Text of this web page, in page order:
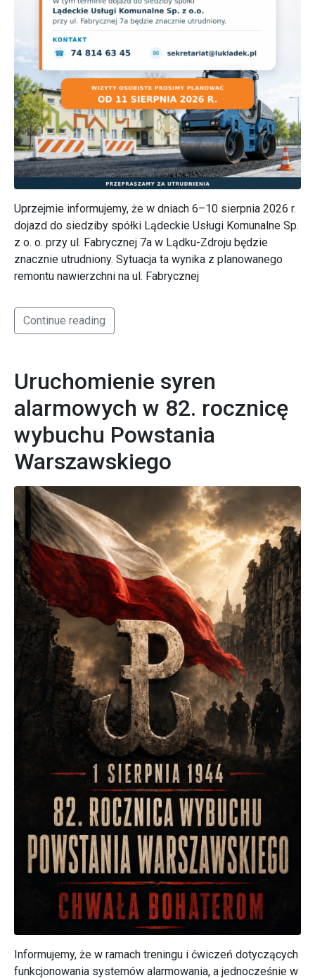
Uprzejmie informujemy, że w dniach 6–10 sierpnia 2026 r.
dojazd do siedziby spółki Lądeckie Usługi Komunalne Sp.
z o. o. przy ul. Fabrycznej 7a w Lądku-Zdroju będzie
znacznie utrudniony. Sytuacja ta wynika z planowanego
remontu nawierzchni na ul. Fabrycznej
Continue reading
Uruchomienie syren
alarmowych w 82. rocznicę
wybuchu Powstania
Warszawskiego
Informujemy, że w ramach treningu i ćwiczeń dotyczących
funkcjonowania systemów alarmowania, a jednocześnie w